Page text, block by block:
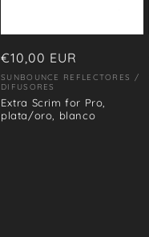
Precio
habitual
€10,00 EUR
Proveedor:
SUNBOUNCE REFLECTORES /
DIFUSORES
Extra Scrim for Pro,
plata/oro, blanco